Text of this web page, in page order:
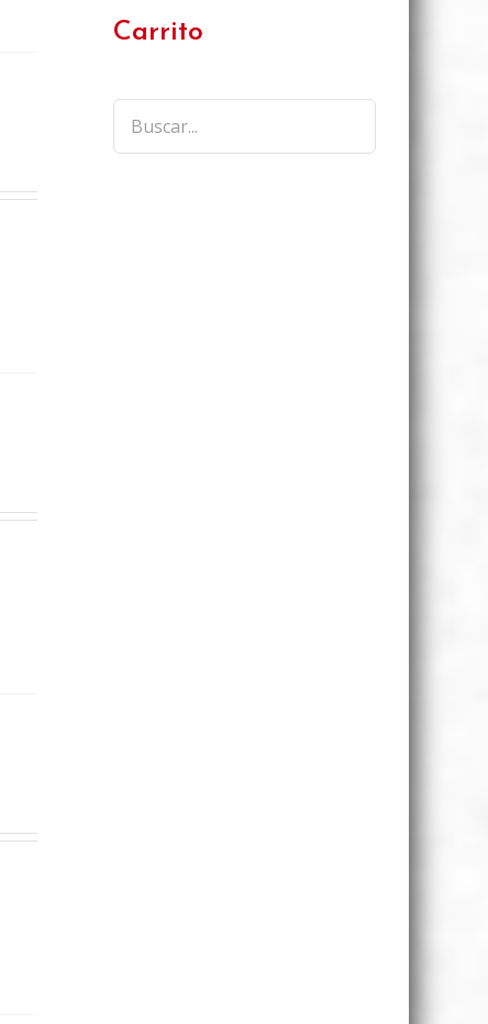
Carrito